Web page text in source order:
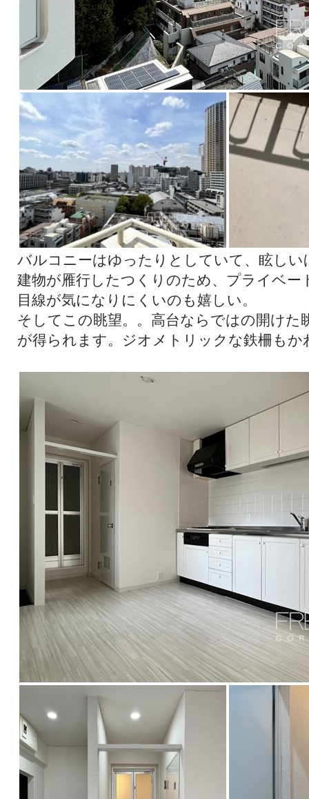
バルコニーはゆったりとしていて、眩し
建物が雁行したつくりのため、プライベー
目線が気になりにくいのも嬉しい。
そしてこの眺望。。高台ならではの開けた
が得られます。ジオメトリックな鉄柵も